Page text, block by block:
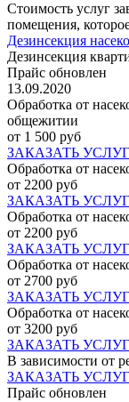
Стоимость услуг
помещения,
Дезинсекция
Дезинсекция
Прайс обновлен
13.09.2020
Обработка от
общежитии
от 1 500 руб
ЗАКАЗАТЬ
Обработка от
от 2200 руб
ЗАКАЗАТЬ
Обработка от
от 2200 руб
ЗАКАЗАТЬ
Обработка от
от 2700 руб
ЗАКАЗАТЬ
Обработка от
от 3200 руб
ЗАКАЗАТЬ
В зависимости от
ЗАКАЗАТЬ
Прайс обновлен